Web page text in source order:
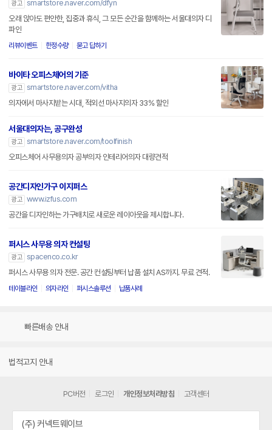
광고 smartstore.naver.com/dfyn
오래 앉아도 편안한, 집중과 휴식, 그 모든 순간을 함께하는 서울대의자 디
파인
리뷰이벤트 한정수량 묻고 답하기
바이타 오피스체어의 기준
광고 smartstore.naver.com/vitha
의자에서 마사지받는 시대, 적외선 마사지의자 33% 할인
서울대의자는, 공구완성
광고 smartstore.naver.com/toolfinish
오피스체어 사무용의자 공부의자 인테리어의자 대량견적
공간디자인가구 이지퍼스
광고 www.izfus.com
공간을 디자인하는 가구배치로 새로운 레이아웃을 제시합니다.
퍼시스 사무용 의자 컨설팅
광고 spacenco.co.kr
퍼시스 사무용 의자 전문. 공간 컨설팅부터 납품 설치 AS까지. 무료 견적.
테이블라인 의자라인 퍼시스솔루션 납품사례
빠른배송 안내
법적고지 안내
PC버전 로그인 개인정보처리방침 고객센터
(주) 커넥트웨이브